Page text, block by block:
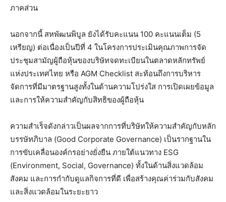
ภาคส่วน
นอกจากนี้ สหพัฒนพิบูล ยังได้รับคะแนน 100 คะแนนเต็ม (5
เหรียญ) ต่อเนื่องเป็นปีที่ 4 ในโครงการประเมินคุณภาพการจัด
ประชุมสามัญผู้ถือหุ้นของบริษัทจดทะเบียนในตลาดหลักทรัพย์
แห่งประเทศไทย หรือ AGM Checklist สะท้อนถึงการบริหาร
จัดการที่มีมาตรฐานสูงทั้งในด้านความโปร่งใส การเปิดเผยข้อมูล
และการให้ความสำคัญกับสิทธิของผู้ถือหุ้น
ความสำเร็จดังกล่าวเป็นผลจากการที่บริษัทให้ความสำคัญกับหลัก
บรรษัทภิบาล (Good Corporate Governance) เป็นรากฐานใน
การขับเคลื่อนองค์กรอย่างยั่งยืน ภายใต้แนวทาง ESG
(Environment, Social, Governance) ทั้งในด้านสิ่งแวดล้อม
สังคม และการกำกับดูแลกิจการที่ดี เพื่อสร้างคุณค่าร่วมกับสังคม
และสิ่งแวดล้อมในระยะยาว